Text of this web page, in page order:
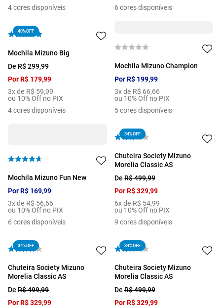
4cores disponíveis
6 cores disponíveis
40%OFF
Mochila Mizuno Big
De R$299,99
PorR$ 179,99
3x de R$ 59,99
ou 10% Off no PIX
4cores disponíveis
Mochila Mizuno Champion
PorR$ 199,99
3x de R$ 66,66
ou 10% Off no PIX
5 cores disponíveis
Mochila Mizuno Fun New
PorR$ 169,99
3x de R$ 56,66
ou 10% Off no PIX
6 cores disponíveis
34%OFF
Chuteira Society Mizuno
Morelia Classic AS
DeR$499,99
PorR$ 329,99
6x de R$ 54,99
ou 10% Off no PIX
9 cores disponíveis
34%OFF
Chuteira Society Mizuno
Morelia Classic AS
De R$499,99
PorR$329,99
34%OFF
Chuteira Society Mizuno
Morelia Classic AS
DeR$499,99
PorR$ 329,99